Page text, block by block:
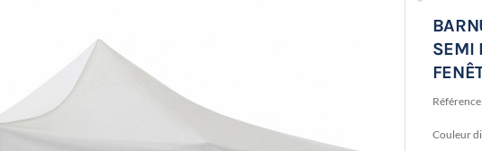
SEMI
Référence:
Couleur